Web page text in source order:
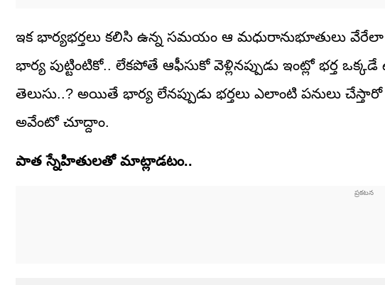
ఇక భార్యభర్తలు కలిసి ఉన్న సమయం ఆ మధురానుభూతులు
భార్య పుట్టింటికో.. లేకపోతే ఆఫీసుకో వెళ్లినప్పుడు ఇంట్లో భర్త
తెలుసు..? అయితే భార్య లేనప్పుడు భర్తలు ఎలాంటి పనులు
అవేంటో చూద్దాం.
పాత స్నేహితులతో మాట్లాడటం..